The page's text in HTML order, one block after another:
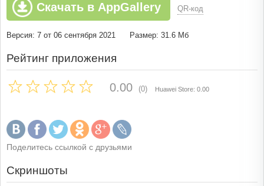
Скачать в AppGallery QR-код
Версия: 7 от 06 сентября 2021 Размер: 31.6 Мб
Рейтинг приложения
0.00 (0) Huawei Store: 0.00
Поделитесь ссылкой с друзьями
Скриншоты